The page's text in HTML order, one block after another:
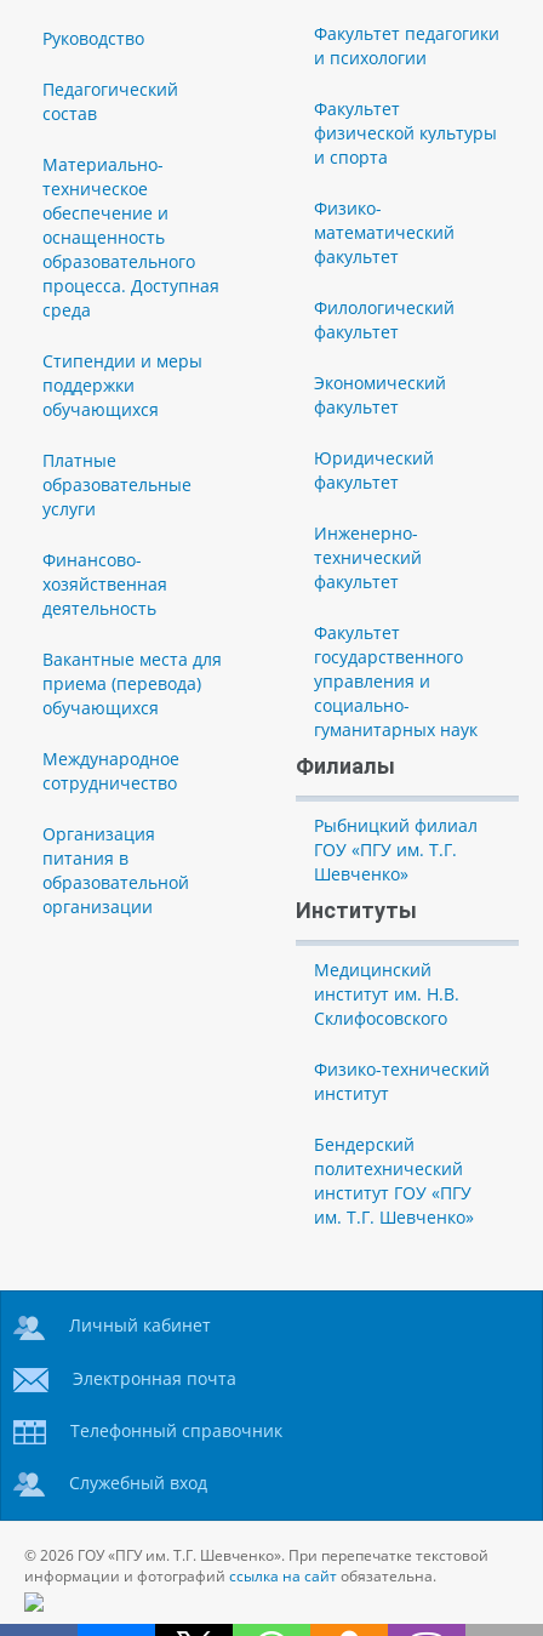
Руководство
Педагогический
состав
Материально-
техническое
обеспечение и
оснащенность
образовательного
процесса. Доступная
среда
Стипендии и меры
поддержки
обучающихся
Платные
образовательные
услуги
Финансово-
хозяйственная
деятельность
Вакантные места для
приема (перевода)
обучающихся
Международное
сотрудничество
Организация
питания в
образовательной
организации
Факультет педагогики
и психологии
Факультет
физической культуры
и спорта
Физико-
математический
факультет
Филологический
факультет
Экономический
факультет
Юридический
факультет
Инженерно-
технический
факультет
Факультет
государственного
управления и
социально-
гуманитарных наук
Филиалы
Рыбницкий филиал
ГОУ «ПГУ им. Т.Г.
Шевченко»
Институты
Медицинский
институт им. Н.В.
Склифосовского
Физико-технический
институт
Бендерский
политехнический
институт ГОУ «ПГУ
им. Т.Г. Шевченко»
Личный кабинет
Электронная почта
Телефонный справочник
Служебный вход
© 2026 ГОУ «ПГУ им. Т.Г. Шевченко». При перепечатке текстовой
информации и фотографий ссылка на сайтобязательна.